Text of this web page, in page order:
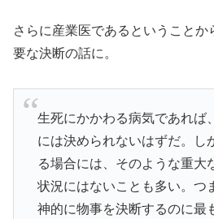
さらに産業医であるということ
要な決断の話に。
生死にかかわる病気であれば
には決められないはずだ。し
る場合には、そのような重大
状況にはないことも多い。つ
神的に物事を決断するのに最